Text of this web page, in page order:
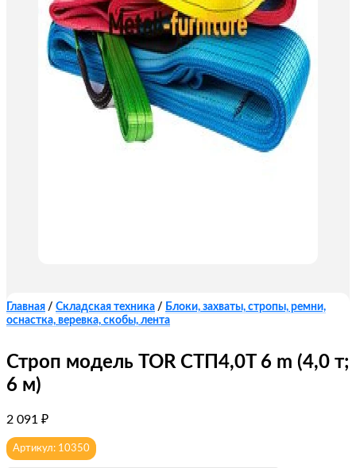
Главная / Складская техника / Блоки, захваты, стропы, ремни,
оснастка, веревка, скобы, лента
Строп модель TOR СТП4,0T 6 m (4,0 т;
6 м)
2 091 ₽
Артикул: 10350